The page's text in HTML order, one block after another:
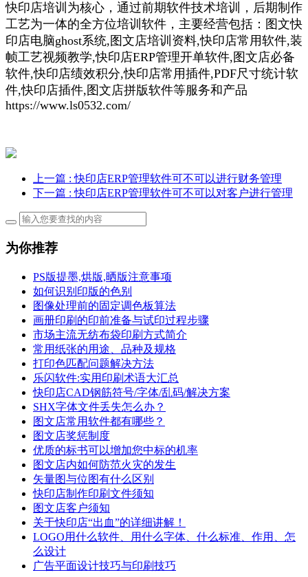
快印店培训为核心，通过前期软件技术培训，后期制作
工艺为一体的全方位培训软件，主要经营包括：图文快
印店电脑ghost系统,图文店培训资料,快印店常用软件,装
帧工艺视频教学,快印店ERP管理开单软件,图文店必备
软件,快印店绩效积分,快印店常用插件,PDF尺寸统计软
件,快印店插件,图文店拼版软件等服务和产品
https://www.ls0532.com/
上一篇 : 快印店ERP管理软件可不可以进行财务管理
下一篇 : 快印店ERP管理软件可不可以对客户进行管理
为你推荐
PS版提墨,烘版,晒版注意事项
如何识别印版的色别
图像处理前的固定调色板算法
画册印刷的印前准备与试印过程步骤
市场主流无纺布袋印刷方式简介
常用纸张的用途、品种及规格
打印色匹配问题解决方法
乐闪软件:实用印刷术语大汇总
快印店CAD钢筋符号/字体/乱码/解决方案
SHX字体文件丢失怎么办？
图文店常用软件都有哪些？
图文店奖惩制度
优质的标书可以增加您中标的机率
图文店内如何防范火灾的发生
矢量图与位图有什么区别
快印店制作印刷文件须知
图文店客户须知
关于快印店“出血”的详细讲解！
LOGO用什么软件、用什么字体、什么标准、作用、怎
么设计
广告平面设计技巧与印刷技巧